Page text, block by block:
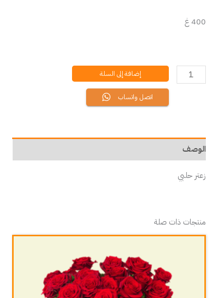
400 غ
إضافة إلى السلة
اتصل واتساب
الوصف
زعتر حلبي
منتجات ذات صلة